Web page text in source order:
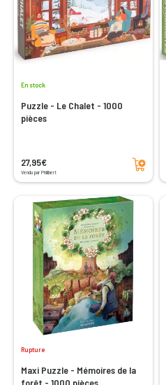
En stock
Puzzle - Le Chalet - 1000
pièces
27,95€
Vendu par Philibert
Ajouter au panier
Rupture
Maxi Puzzle - Mémoires de la
forêt - 1000 pièces